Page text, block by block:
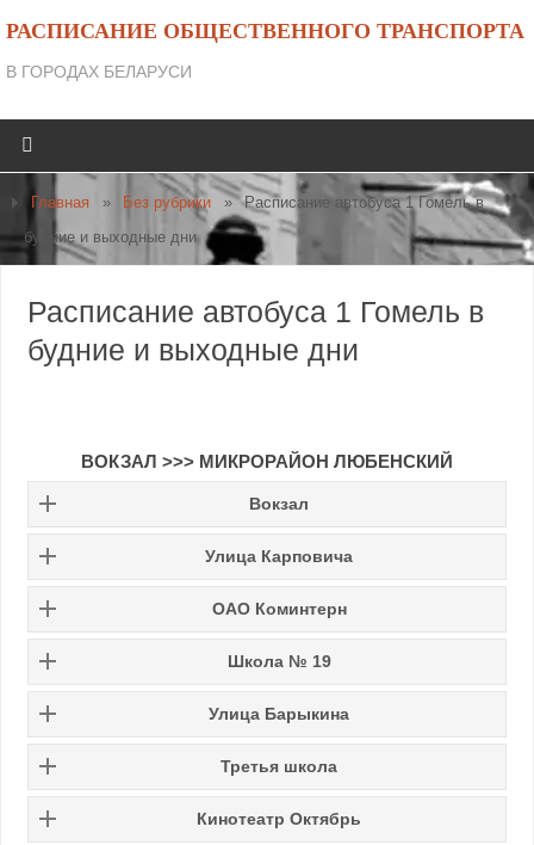
РАСПИСАНИЕ ОБЩЕСТВЕННОГО ТРАНСПОРТА
В ГОРОДАХ БЕЛАРУСИ
Главная » Без рубрики » Расписание автобуса 1 Гомель в
будние и выходные дни
Расписание автобуса 1 Гомель в
будние и выходные дни
ВОКЗАЛ >>> МИКРОРАЙОН ЛЮБЕНСКИЙ
Вокзал
Улица Карповича
ОАО Коминтерн
Школа № 19
Улица Барыкина
Третья школа
Кинотеатр Октябрь